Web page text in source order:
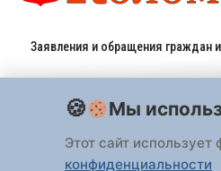
Заявления и обращения граждан
Мы
Этот сайт
конфиденциальности